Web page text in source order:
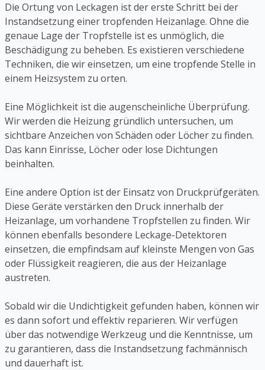
Die Ortung von Leckagen ist der erste Schritt bei der
Instandsetzung einer tropfenden Heizanlage. Ohne die
genaue Lage der Tropfstelle ist es unmöglich, die
Beschädigung zu beheben. Es existieren verschiedene
Techniken, die wir einsetzen, um eine tropfende Stelle in
einem Heizsystem zu orten.
Eine Möglichkeit ist die augenscheinliche Überprüfung.
Wir werden die Heizung gründlich untersuchen, um
sichtbare Anzeichen von Schäden oder Löcher zu finden.
Das kann Einrisse, Löcher oder lose Dichtungen
beinhalten.
Eine andere Option ist der Einsatz von Druckprüfgeräten.
Diese Geräte verstärken den Druck innerhalb der
Heizanlage, um vorhandene Tropfstellen zu finden. Wir
können ebenfalls besondere Leckage-Detektoren
einsetzen, die empfindsam auf kleinste Mengen von Gas
oder Flüssigkeit reagieren, die aus der Heizanlage
austreten.
Sobald wir die Undichtigkeit gefunden haben, können wir
es dann sofort und effektiv reparieren. Wir verfügen
über das notwendige Werkzeug und die Kenntnisse, um
zu garantieren, dass die Instandsetzung fachmännisch
und dauerhaft ist.